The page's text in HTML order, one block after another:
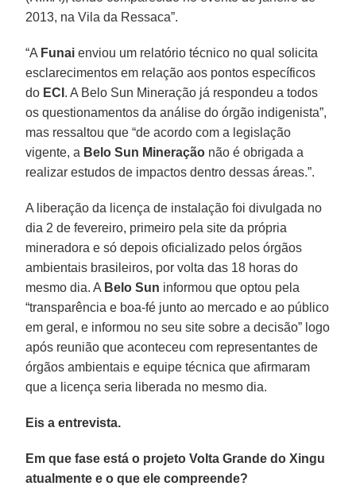
2013, na Vila da Ressaca”.
“A Funai enviou um relatório técnico no qual solicita
esclarecimentos em relação aos pontos específicos
do ECI . A Belo Sun Mineração já respondeu a todos
os questionamentos da análise do órgão indigenista”,
mas ressaltou que “de acordo com a legislação
vigente, a Belo Sun Mineração não é obrigada a
realizar estudos de impactos dentro dessas áreas.”.
A liberação da licença de instalação foi divulgada no
dia 2 de fevereiro, primeiro pela site da própria
mineradora e só depois oficializado pelos órgãos
ambientais brasileiros, por volta das 18 horas do
mesmo dia. A Belo Sun informou que optou pela
“transparência e boa-fé junto ao mercado e ao público
em geral, e informou no seu site sobre a decisão” logo
após reunião que aconteceu com representantes de
órgãos ambientais e equipe técnica que afirmaram
que a licença seria liberada no mesmo dia.
Eis a entrevista.
Em que fase está o projeto Volta Grande do Xingu
atualmente e o que ele compreende?